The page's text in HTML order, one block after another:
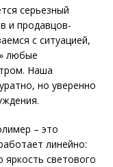
серьезный
и продавцов-
с ситуацией,
любые
Наша
но уверенно
– это
линейно:
светового